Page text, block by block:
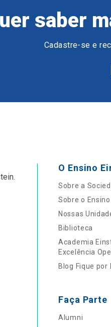
saber
Cadastre-se e
O Ensino
Sobre a
Sobre o
Nossas
Biblioteca
Academia
Excelência
Blog Fique por
Faça Parte
Alumni